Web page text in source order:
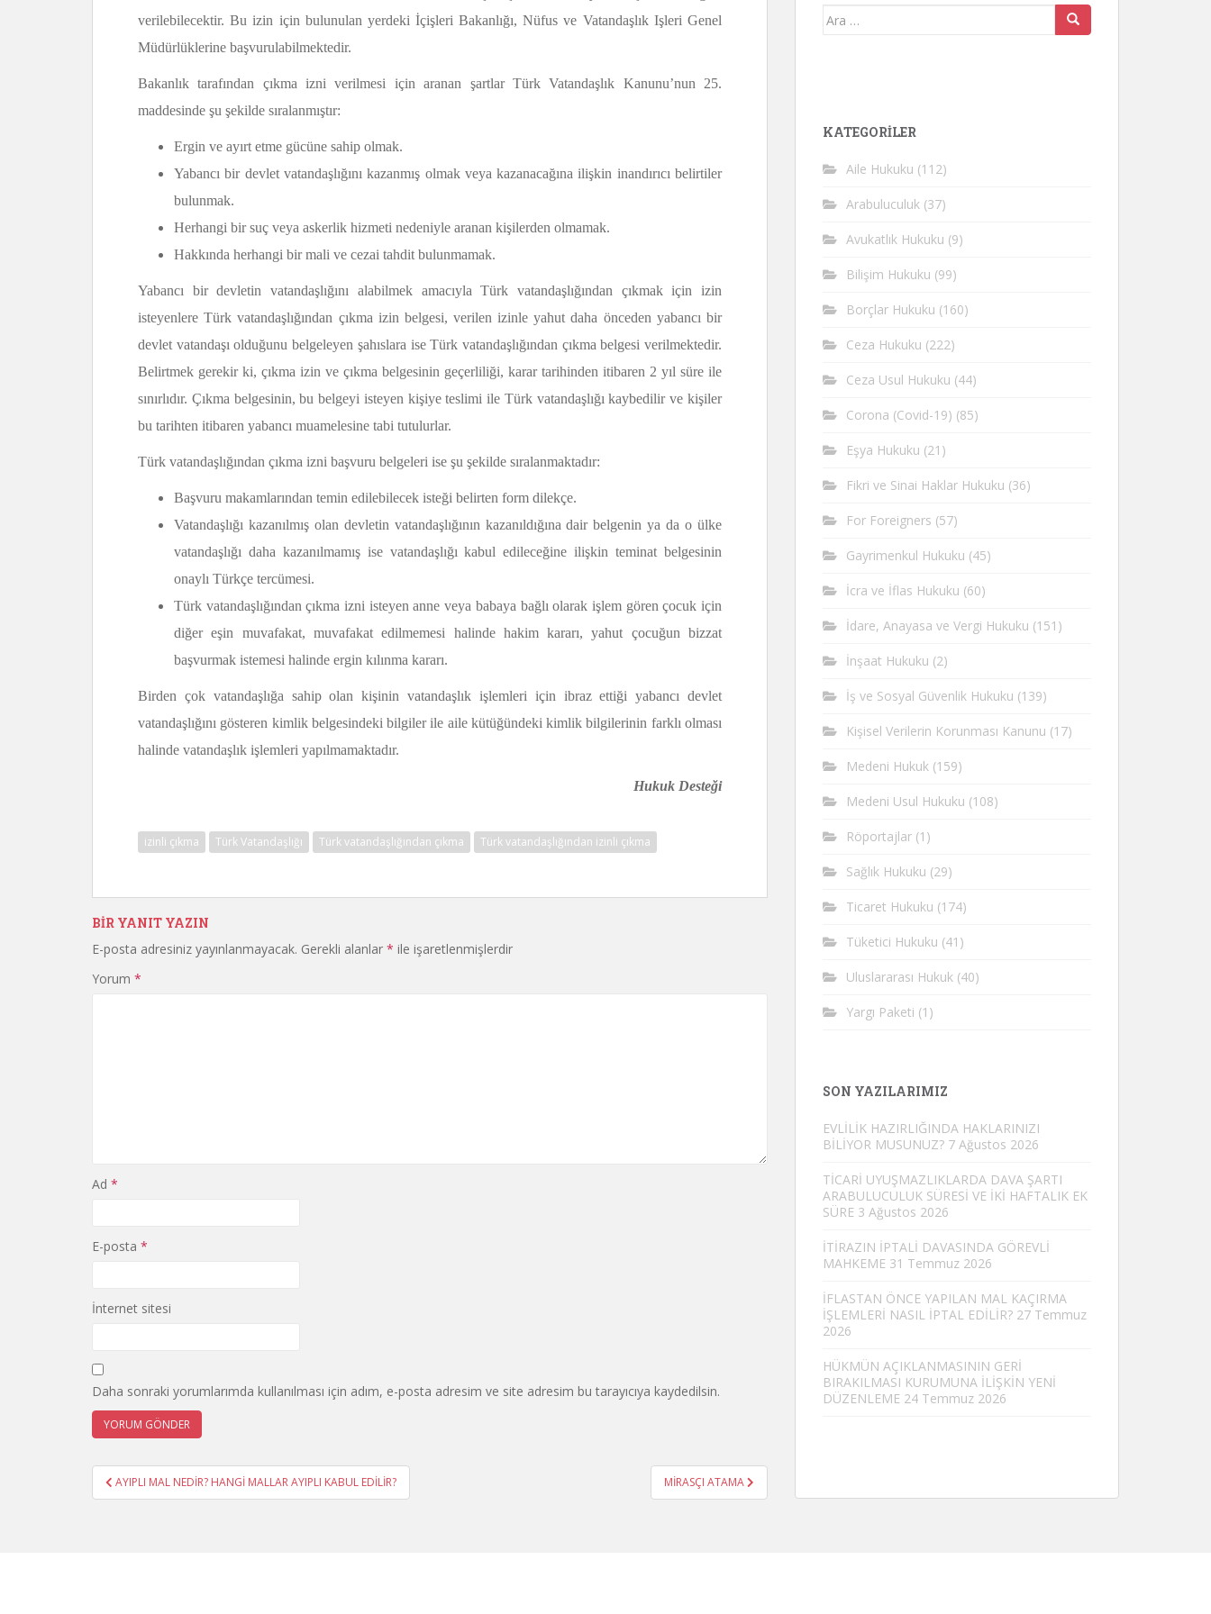
verilebilecektir. Bu izin için bulunulan yerdeki İçişleri Bakanlığı, Nüfus ve Vatandaşlık Işleri Genel
Müdürlüklerine başvurulabilmektedir.
Bakanlık tarafından çıkma izni verilmesi için aranan şartlar Türk Vatandaşlık Kanunu’nun 25.
maddesinde şu şekilde sıralanmıştır:
Ergin ve ayırt etme gücüne sahip olmak.
Yabancı bir devlet vatandaşlığını kazanmış olmak veya kazanacağına ilişkin inandırıcı belirtiler
bulunmak.
Herhangi bir suç veya askerlik hizmeti nedeniyle aranan kişilerden olmamak.
Hakkında herhangi bir mali ve cezai tahdit bulunmamak.
Yabancı bir devletin vatandaşlığını alabilmek amacıyla Türk vatandaşlığından çıkmak için izin
isteyenlere Türk vatandaşlığından çıkma izin belgesi, verilen izinle yahut daha önceden yabancı bir
devlet vatandaşı olduğunu belgeleyen şahıslara ise Türk vatandaşlığından çıkma belgesi verilmektedir.
Belirtmek gerekir ki, çıkma izin ve çıkma belgesinin geçerliliği, karar tarihinden itibaren 2 yıl süre ile
sınırlıdır. Çıkma belgesinin, bu belgeyi isteyen kişiye teslimi ile Türk vatandaşlığı kaybedilir ve kişiler
bu tarihten itibaren yabancı muamelesine tabi tutulurlar.
Türk vatandaşlığından çıkma izni başvuru belgeleri ise şu şekilde sıralanmaktadır:
Başvuru makamlarından temin edilebilecek isteği belirten form dilekçe.
Vatandaşlığı kazanılmış olan devletin vatandaşlığının kazanıldığına dair belgenin ya da o ülke
vatandaşlığı daha kazanılmamış ise vatandaşlığı kabul edileceğine ilişkin teminat belgesinin
onaylı Türkçe tercümesi.
Türk vatandaşlığından çıkma izni isteyen anne veya babaya bağlı olarak işlem gören çocuk için
diğer eşin muvafakat, muvafakat edilmemesi halinde hakim kararı, yahut çocuğun bizzat
başvurmak istemesi halinde ergin kılınma kararı.
Birden çok vatandaşlığa sahip olan kişinin vatandaşlık işlemleri için ibraz ettiği yabancı devlet
vatandaşlığını gösteren kimlik belgesindeki bilgiler ile aile kütüğündeki kimlik bilgilerinin farklı olması
halinde vatandaşlık işlemleri yapılmamaktadır.
Hukuk Desteği
izinli çıkma Türk Vatandaşlığı Türk vatandaşlığından çıkma Türk vatandaşlığından izinli çıkma
BIR YANIT YAZIN
E-posta adresiniz yayınlanmayacak. Gerekli alanlar * ile işaretlenmişlerdir
Yorum *
Ad *
E-posta *
İnternet sitesi
Daha sonraki yorumlarımda kullanılması için adım, e-posta adresim ve site adresim bu tarayıcıya kaydedilsin.
Yazı
gezinmesi
AYIPLI MAL NEDİR? HANGİ MALLAR AYIPLI KABUL EDİLİR? MİRASÇI ATAMA
Arama
KATEGORİLER
Aile Hukuku (112)
Arabuluculuk (37)
Avukatlık Hukuku (9)
Bilişim Hukuku (99)
Borçlar Hukuku (160)
Ceza Hukuku (222)
Ceza Usul Hukuku (44)
Corona (Covid-19) (85)
Eşya Hukuku (21)
Fikri ve Sinai Haklar Hukuku (36)
For Foreigners (57)
Gayrimenkul Hukuku (45)
İcra ve İflas Hukuku (60)
İdare, Anayasa ve Vergi Hukuku (151)
İnşaat Hukuku (2)
İş ve Sosyal Güvenlik Hukuku (139)
Kişisel Verilerin Korunması Kanunu (17)
Medeni Hukuk (159)
Medeni Usul Hukuku (108)
Röportajlar (1)
Sağlık Hukuku (29)
Ticaret Hukuku (174)
Tüketici Hukuku (41)
Uluslararası Hukuk (40)
Yargı Paketi (1)
SON YAZILARIMIZ
EVLİLİK HAZIRLIĞINDA HAKLARINIZI
BİLİYOR MUSUNUZ? 7 Ağustos 2026
TİCARİ UYUŞMAZLIKLARDA DAVA ŞARTI
ARABULUCULUK SÜRESİ VE İKİ HAFTALIK EK
SÜRE 3 Ağustos 2026
İTİRAZIN İPTALİ DAVASINDA GÖREVLİ
MAHKEME 31 Temmuz 2026
İFLASTAN ÖNCE YAPILAN MAL KAÇIRMA
İŞLEMLERİ NASIL İPTAL EDİLİR? 27 Temmuz
2026
HÜKMÜN AÇIKLANMASININ GERİ
BIRAKILMASI KURUMUNA İLİŞKİN YENİ
DÜZENLEME 24 Temmuz 2026